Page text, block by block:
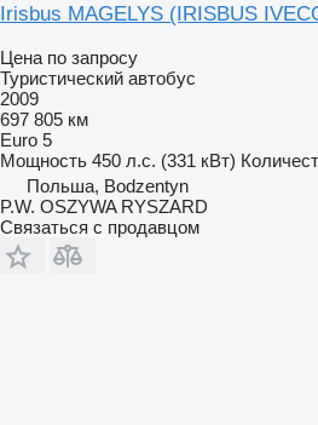
Irisbus MAGELYS (IRISBUS
Цена по запросу
Туристический автобус
2009
697 805 км
Euro 5
Мощность 450 л.с. (331 кВт)
Польша, Bodzentyn
P.W. OSZYWA RYSZARD
Связаться с продавцом